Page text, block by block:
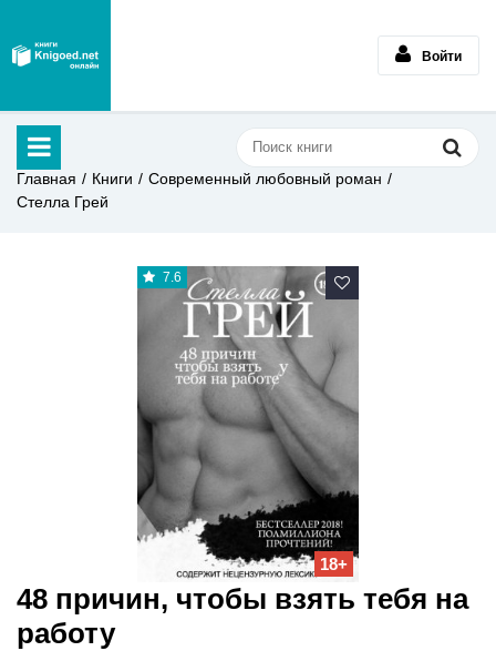
Войти
Главная Книги
Современный любовный роман
Стелла Грей
7.6
18+
48 причин, чтобы взять тебя на
работу